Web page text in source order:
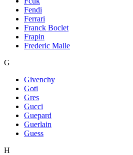
Fendi
Ferrari
Franck Boclet
Frapin
Frederic Malle
G
Givenchy
Goti
Gres
Gucci
Guepard
Guerlain
Guess
H